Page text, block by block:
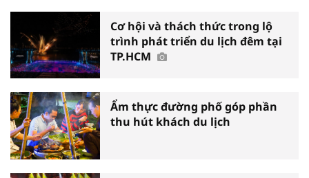
Cơ hội và thách thức trong lộ
trình phát triển du lịch đêm tại
TP.HCM
Ẩm thực đường phố góp phần
thu hút khách du lịch